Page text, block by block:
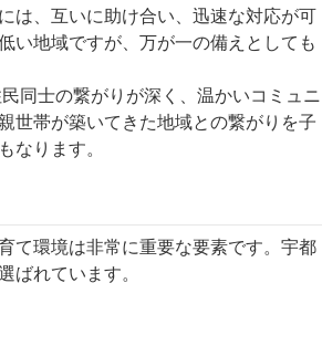
は、互いに助け合い、迅速な対応が可
い地域ですが、万が一の備えとしても
同士の繋がりが深く、温かいコミュニ
世帯が築いてきた地域との繋がりを子
なります。
て環境は非常に重要な要素です。宇都
ばれています。